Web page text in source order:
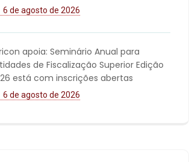
6 de agosto de 2026
apoia: Seminário Anual para
de Fiscalização Superior Edição
está com inscrições abertas
6 de agosto de 2026